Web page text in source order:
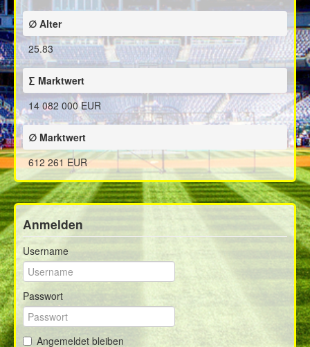
∅ Alter
25.83
∑ Marktwert
14 082 000 EUR
∅ Marktwert
612 261 EUR
Anmelden
Username
Passwort
Angemeldet bleiben